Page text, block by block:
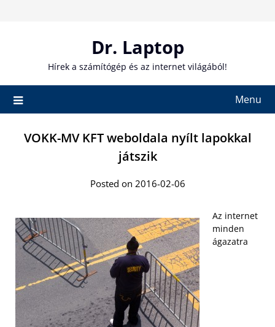
Dr. Laptop
Hírek a számítógép és az internet világából!
Menu
VOKK-MV KFT weboldala nyílt lapokkal
játszik
Posted on 2016-02-06
Az internet
minden
ágazatra